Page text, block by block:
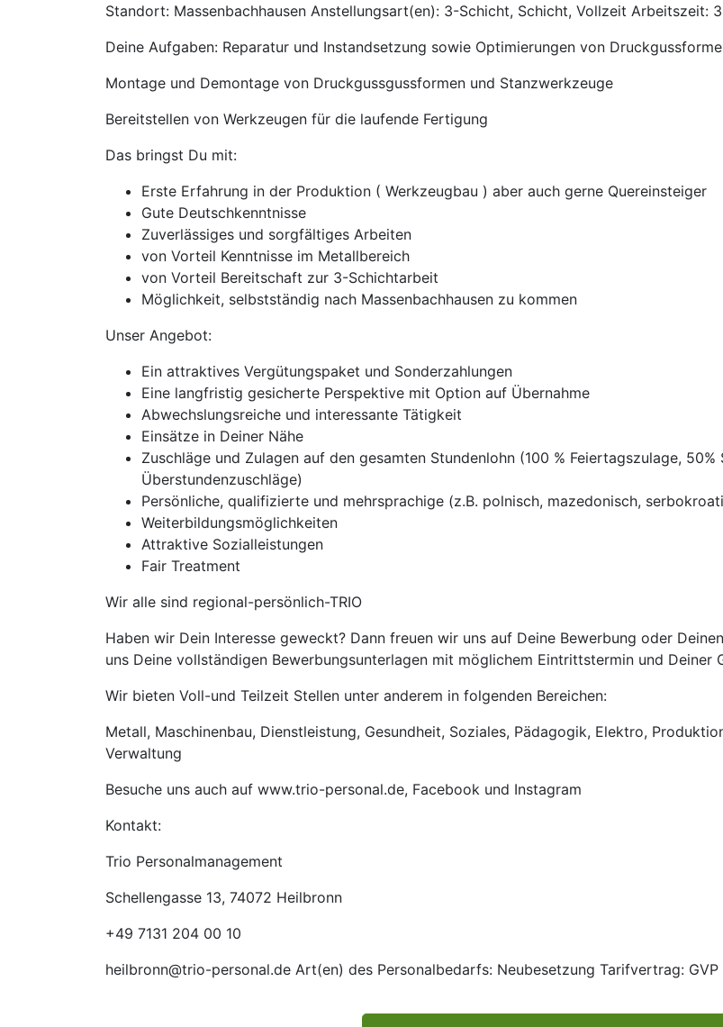
Standort: Massenbachhausen Anstellungsart(en): 3-Schicht, Schicht, Vollzeit Arbeitszeit:
Deine Aufgaben: Reparatur und Instandsetzung sowie Optimierungen von
Montage und Demontage von Druckgussgussformen und Stanzwerkzeuge
Bereitstellen von Werkzeugen für die laufende Fertigung
Das bringst Du mit:
Erste Erfahrung in der Produktion ( Werkzeugbau ) aber auch gerne Quereinsteiger
Gute Deutschkenntnisse
Zuverlässiges und sorgfältiges Arbeiten
von Vorteil Kenntnisse im Metallbereich
von Vorteil Bereitschaft zur 3-Schichtarbeit
Möglichkeit, selbstständig nach Massenbachhausen zu kommen
Unser Angebot:
Ein attraktives Vergütungspaket und Sonderzahlungen
Eine langfristig gesicherte Perspektive mit Option auf Übernahme
Abwechslungsreiche und interessante Tätigkeit
Einsätze in Deiner Nähe
Zuschläge und Zulagen auf den gesamten Stundenlohn (100 % Feiertagszulage,
Überstundenzuschläge)
Persönliche, qualifizierte und mehrsprachige (z.B. polnisch, mazedonisch,
Weiterbildungsmöglichkeiten
Attraktive Sozialleistungen
Fair Treatment
Wir alle sind regional-persönlich-TRIO
Haben wir Dein Interesse geweckt? Dann freuen wir uns auf Deine Bewerbung oder
uns Deine vollständigen Bewerbungsunterlagen mit möglichem Eintrittstermin und
Wir bieten Voll-und Teilzeit Stellen unter anderem in folgenden Bereichen:
Metall, Maschinenbau, Dienstleistung, Gesundheit, Soziales, Pädagogik, Elektro,
Verwaltung
Besuche uns auch auf www.trio-personal.de, Facebook und Instagram
Kontakt:
Trio Personalmanagement
Schellengasse 13, 74072 Heilbronn
+49 7131 204 00 10
heilbronn@trio-personal.de Art(en) des Personalbedarfs: Neubesetzung Tarifvertrag: GVP